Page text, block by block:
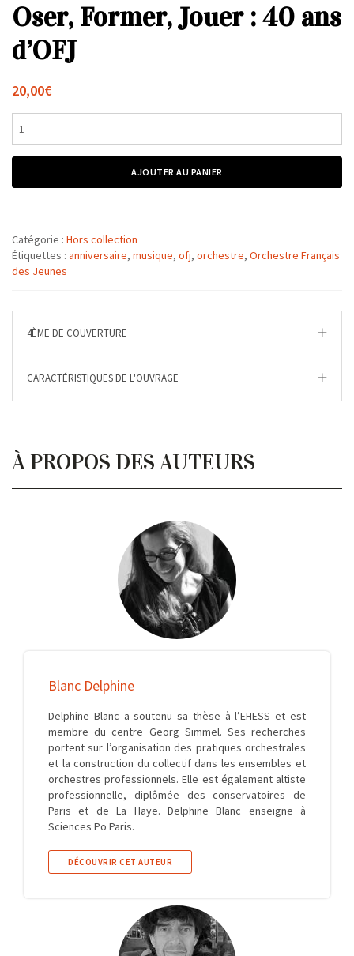
Oser, Former, Jouer : 40 ans
d’OFJ
20,00€
de
Jouer
ans
d'OFJ
AJOUTER AU PANIER
Catégorie : Hors collection
Étiquettes : anniversaire, musique, ofj, orchestre, Orchestre Français
des Jeunes
4ÈME DE COUVERTURE
CARACTÉRISTIQUES DE L'OUVRAGE
À PROPOS DES AUTEURS
Blanc Delphine
Delphine Blanc a soutenu sa thèse à l’EHESS et est
membre du centre Georg Simmel. Ses recherches
portent sur l’organisation des pratiques orchestrales
et la construction du collectif dans les ensembles et
orchestres professionnels. Elle est également altiste
professionnelle, diplômée des conservatoires de
Paris et de La Haye. Delphine Blanc enseigne à
Sciences Po Paris.
DÉCOUVRIR CET AUTEUR